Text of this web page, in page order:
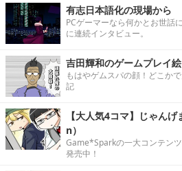
有志日本語化の現場から
PCゲーマーなら何かとお世話
に連続インタビュー。
吉田輝和のゲームプレイ
もはやゲムスパの顔！どこか
記
【大人気4コマ】じゃん
n）
Game*Sparkの一大コンテン
発売中！